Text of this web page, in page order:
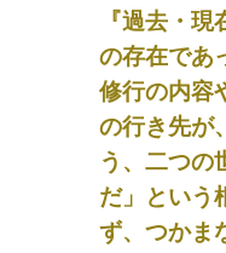
『過去・
の存在であ
修行の内容
の行き先が
う、二つの
だ」という
ず、つかま